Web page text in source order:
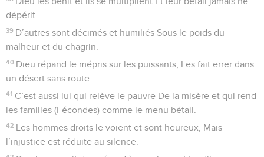
dépérit.
39 D’autres sont décimés et humiliés Sous le poids du
malheur et du chagrin.
40 Dieu répand le mépris sur les puissants, Les fait errer dans
un désert sans route.
41 C’est aussi lui qui relève le pauvre De la misère et qui rend
les familles (Fécondes) comme le menu bétail.
42 Les hommes droits le voient et sont heureux, Mais
l’injustice est réduite au silence.